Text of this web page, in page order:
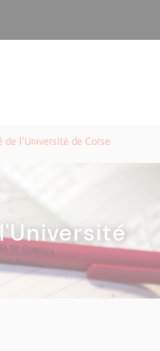
de l'Université de Corse